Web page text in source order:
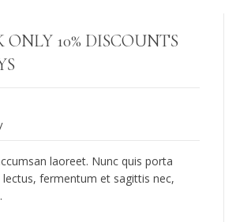
ONLY 10% DISCOUNTS
laoreet. Nunc quis porta
lectus, fermentum et sagittis nec,